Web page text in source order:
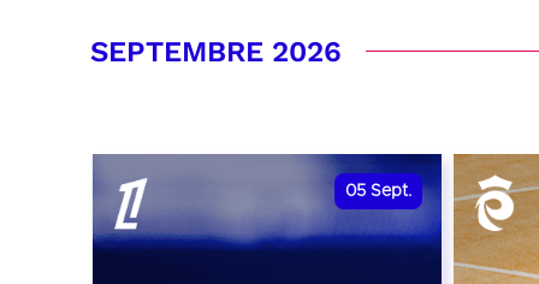
SEPTEMBRE 2026
05 Sept.